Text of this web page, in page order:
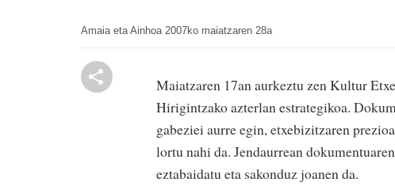
Amaia eta Ainhoa 2007ko maiatzaren 28a
Maiatzaren 17an aurkeztu zen Kultur
Hirigintzako azterlan estrategikoa.
gabeziei aurre egin, etxebizitzaren
lortu nahi da. Jendaurrean
eztabaidatu eta sakonduz joanen da.